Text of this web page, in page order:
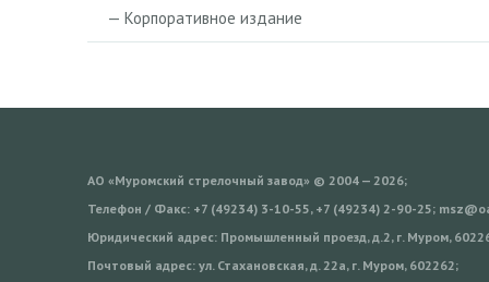
— Корпоративное издание
АО «Муромский стрелочный завод» © 2004 — 2026;
Телефон / Факс: +7 (49234) 3-10-55, +7 (49234) 2-90-25;
Юридический адрес: Промышленный проезд, д.2, г. Муром,
Почтовый адрес: ул. Стахановская, д. 22а, г. Муром, 602262;